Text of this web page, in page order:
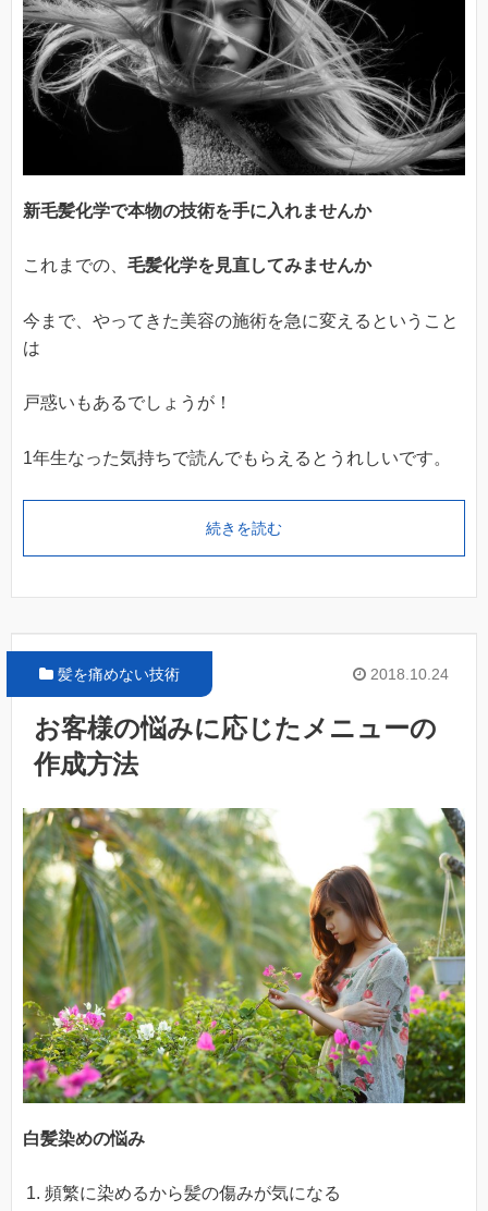
新毛髪化学で本物の技術を手に入れませんか
これまでの、 毛髪化学を見直してみませんか
今まで、やってきた美容の施術を急に変えるということ
は
戸惑いもあるでしょうが！
1年生なった気持ちで読んでもらえるとうれしいです。
続きを読む
2018.10.24
髪を痛めない技術
お客様の悩みに応じたメニューの
作成方法
白髪染めの悩み
頻繁に染めるから髪の傷みが気になる